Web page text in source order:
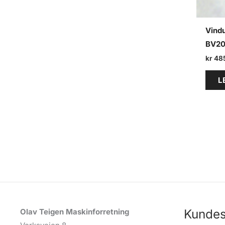
kr
Olav Teigen Maskinforretning